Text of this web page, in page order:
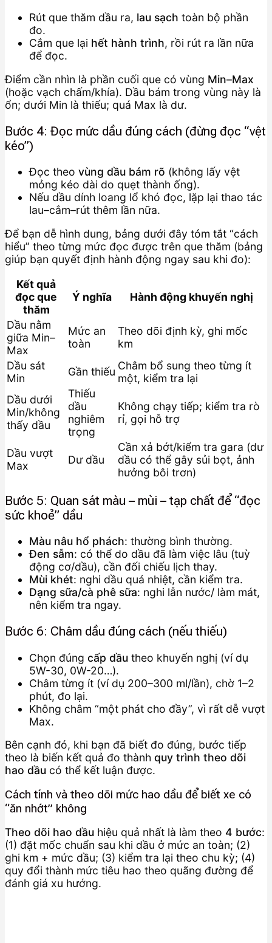
Rút que thăm dầu ra, lau sạch toàn bộ phần
đo.
Cắm que lại hết hành trình, rồi rút ra lần nữa
để đọc.
Điểm cần nhìn là phần cuối que có vùng Min–Max
(hoặc vạch chấm/khía). Dầu bám trong vùng này là
ổn; dưới Min là thiếu; quá Max là dư.
Bước 4: Đọc mức dầu đúng cách (đừng đọc “vệt
kéo”)
Đọc theo vùng dầu bám rõ (không lấy vệt
mỏng kéo dài do quẹt thành ống).
Nếu dầu dính loang lổ khó đọc, lặp lại thao tác
lau–cắm–rút thêm lần nữa.
Để bạn dễ hình dung, bảng dưới đây tóm tắt “cách
hiểu” theo từng mức đọc được trên que thăm (bảng
giúp bạn quyết định hành động ngay sau khi đo):
Kết quả
đọc que
thăm
Ý nghĩa Hành động khuyến nghị
Dầu nằm
giữa Min–
Max
Mức an
toàn
Theo dõi định kỳ, ghi mốc
km
Dầu sát
Min
Gần thiếu Châm bổ sung theo từng ít
một, kiểm tra lại
Dầu dưới
Min/không
thấy dầu
Thiếu
dầu
nghiêm
trọng
Không chạy tiếp; kiểm tra rò
rỉ, gọi hỗ trợ
Dầu vượt
Max
Dư dầu
Cần xả bớt/kiểm tra gara (dư
dầu có thể gây sủi bọt, ảnh
hưởng bôi trơn)
Bước 5: Quan sát màu – mùi – tạp chất để “đọc
sức khoẻ” dầu
Màu nâu hổ phách: thường bình thường.
Đen sẫm: có thể do dầu đã làm việc lâu (tuỳ
động cơ/dầu), cần đối chiếu lịch thay.
Mùi khét: nghi dầu quá nhiệt, cần kiểm tra.
Dạng sữa/cà phê sữa: nghi lẫn nước/ làm mát,
nên kiểm tra ngay.
Bước 6: Châm dầu đúng cách (nếu thiếu)
Chọn đúng cấp dầu theo khuyến nghị (ví dụ
5W-30, 0W-20…).
Châm từng ít (ví dụ 200–300 ml/lần), chờ 1–2
phút, đo lại.
Không châm “một phát cho đầy”, vì rất dễ vượt
Max.
Bên cạnh đó, khi bạn đã biết đo đúng, bước tiếp
theo là biến kết quả đo thành quy trình theo dõi
hao dầu có thể kết luận được.
Cách tính và theo dõi mức hao dầu để biết xe có
“ăn nhớt” không
Theo dõi hao dầu hiệu quả nhất là làm theo 4 bước:
(1) đặt mốc chuẩn sau khi dầu ở mức an toàn; (2)
ghi km + mức dầu; (3) kiểm tra lại theo chu kỳ; (4)
quy đổi thành mức tiêu hao theo quãng đường để
đánh giá xu hướng.